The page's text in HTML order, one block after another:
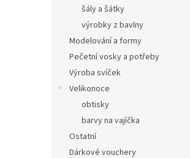
šály a šátky
výrobky z bavlny
Modelování a formy
Pečetní vosky a potřeby
Výroba svíček
Velikonoce
obtisky
barvy na vajíčka
Ostatní
Dárkové vouchery